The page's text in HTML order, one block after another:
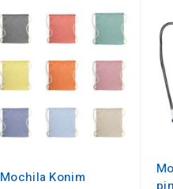
Mochila Konim